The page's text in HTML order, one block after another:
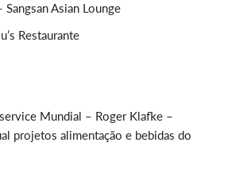
Asian Lounge
Restaurante
Mundial – Roger Klafke –
projetos alimentação e bebidas do